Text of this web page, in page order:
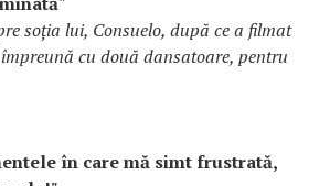
soția lui, Consuelo, după ce a filmat
împreună cu două dansatoare, pentru
în care mă simt frustrată,